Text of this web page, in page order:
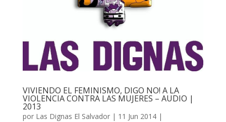
VIVIENDO EL FEMINISMO, DIGO NO! A LA
VIOLENCIA CONTRA LAS MUJERES – AUDIO |
2013
por Las Dignas El Salvador| 11 Jun 2014|